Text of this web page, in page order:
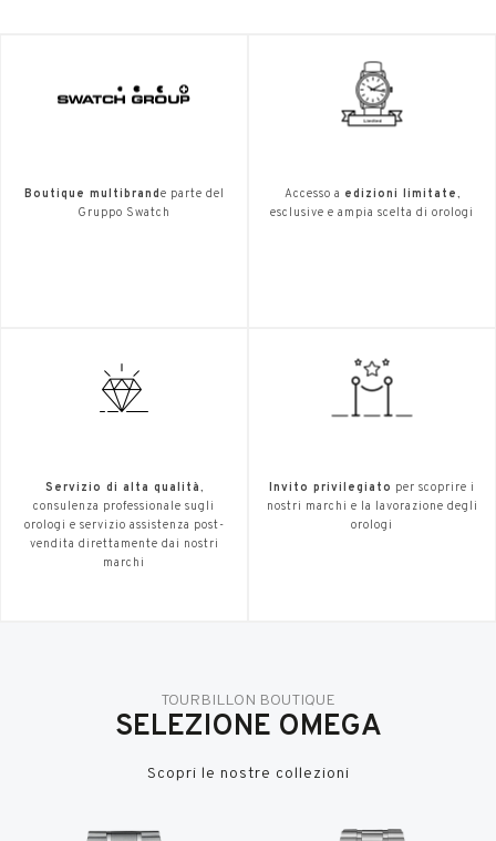
Boutique multibrand e parte del
Gruppo Swatch
Accesso a edizioni limitate,
esclusive e ampia scelta di orologi
Servizio di alta qualità,
consulenza professionale sugli
orologi e servizio assistenza post-
vendita direttamente dai nostri
marchi
Invito privilegiato per scoprire i
nostri marchi e la lavorazione degli
orologi
TOURBILLON BOUTIQUE
SELEZIONE OMEGA
Scopri le nostre collezioni